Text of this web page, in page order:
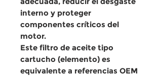
interno y proteger
componentes críticos del
motor.
Este filtro de aceite tipo
cartucho (elemento) es
equivalente a referencias OEM